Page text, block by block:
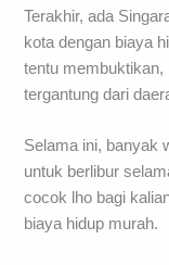
Terakhir, ada
kota dengan biaya
tentu membuktikan,
tergantung dari
Selama ini, banyak
untuk berlibur
cocok lho bagi
biaya hidup murah.